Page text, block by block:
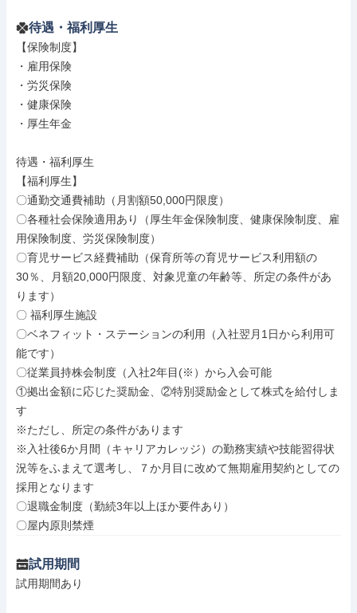
待遇・福利厚生
【保険制度】
・雇用保険
・労災保険
・健康保険
・厚生年金
待遇・福利厚生
【福利厚生】
〇通勤交通費補助（月割額50,000円限度）
〇各種社会保険適用あり（厚生年金保険制度、健康保険制度、雇
用保険制度、労災保険制度）
〇育児サービス経費補助（保育所等の育児サービス利用額の
30％、月額20,000円限度、対象児童の年齢等、所定の条件があ
ります）
〇 福利厚生施設
〇ベネフィット・ステーションの利用（入社翌月1日から利用可
能です）
〇従業員持株会制度（入社2年目(※）から入会可能
①拠出金額に応じた奨励金、②特別奨励金として株式を給付しま
す
※ただし、所定の条件があります
※入社後6か月間（キャリアカレッジ）の勤務実績や技能習得状
況等をふまえて選考し、７か月目に改めて無期雇用契約としての
採用となります
〇退職金制度（勤続3年以上ほか要件あり）
〇屋内原則禁煙
試用期間
試用期間あり